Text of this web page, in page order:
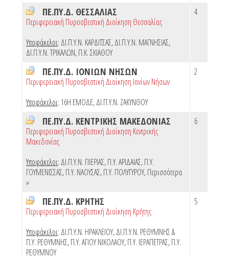
ΠΕ.ΠΥ.Δ. ΘΕΣΣΑΛΙΑΣ
Περιφερειακή Πυροσβεστική Διοίκηση Θεσσαλίας
Υποφάκελοι: ΔΙ.Π.Υ.Ν. ΚΑΡΔΙΤΣΑΣ,ΔΙ.Π.Υ.Ν. ΜΑΓΝΗΣΙΑΣ,
ΔΙ.Π.Υ.Ν. ΤΡΙΚΑΛΩΝ,Π.Κ. ΣΚΙΑΘΟΥ
4
ΠΕ.ΠΥ.Δ. ΙΟΝΙΩΝ ΝΗΣΩΝ
Περιφερειακή Πυροσβεστική Διοίκηση Ιονίων Νήσων
Υποφάκελοι: 16Η ΕΜΟΔΕ,ΔΙ.Π.Υ.Ν. ΖΑΚΥΝΘΟΥ
2
ΠΕ.ΠΥ.Δ. ΚΕΝΤΡΙΚΗΣ ΜΑΚΕΔΟΝΙΑΣ
Περιφερειακή Πυροσβεστική Διοίκηση Κεντρικής
Μακεδονίας
Υποφάκελοι: ΔΙ.Π.Υ.Ν. ΠΙΕΡΙΑΣ,Π.Υ. ΑΡΙΔΑΙΑΣ,Π.Υ.
ΓΟΥΜΕΝΙΣΣΑΣ,Π.Υ. ΝΑΟΥΣΑΣ,Π.Υ. ΠΟΛΥΓΥΡΟΥ,Περισσότερα
»
6
ΠΕ.ΠΥ.Δ. ΚΡΗΤΗΣ
Περιφερειακή Πυροσβεστική Διοίκηση Κρήτης
Υποφάκελοι: ΔΙ.Π.Υ.Ν. ΗΡΑΚΛΕΙΟΥ,ΔΙ.Π.Υ.Ν. ΡΕΘΥΜΝΗΣ &
Π.Υ. ΡΕΘΥΜΝΗΣ,Π.Υ. ΑΓΙΟΥ ΝΙΚΟΛΑΟΥ,Π.Υ. ΙΕΡΑΠΕΤΡΑΣ,Π.Υ.
ΡΕΘΥΜΝΟΥ
5